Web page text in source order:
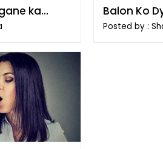
ka
Balon Ko
Tarika
Posted by :